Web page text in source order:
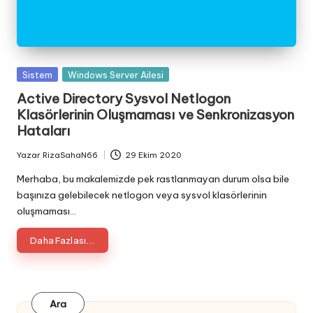
Posted
Sistem Windows Server Ailesi
Active Directory Sysvol Netlogon
Klasörlerinin Oluşmaması ve Senkronizasyon
Hataları
Posted
by
Yazar RizaSahaN66 29 Ekim 2020
Merhaba, bu makalemizde pek rastlanmayan durum olsa bile
başınıza gelebilecek netlogon veya sysvol klasörlerinin
oluşmaması…
Daha Fazlası...
Ara